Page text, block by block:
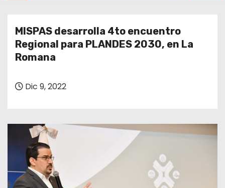
MISPAS desarrolla 4to encuentro
Regional para PLANDES 2030, en La
Romana
Dic 9, 2022